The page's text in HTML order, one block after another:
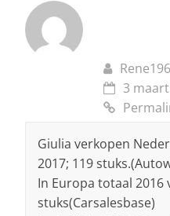
3
Giulia verkopen
2017; 119
In Europa totaal 2016
stuks(Carsalesbase)